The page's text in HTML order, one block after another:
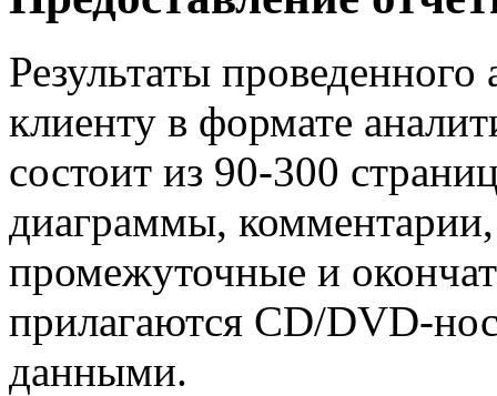
Результаты проведенного
клиенту в формате
состоит из 90-300
диаграммы,
промежуточные и
прилагаются СD/DVD-
данными.